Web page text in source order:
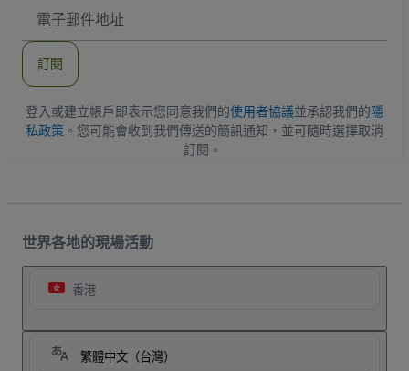
子
地
訂閱
登入或建立帳戶即表示您同意我們的使用者協議並承認我們的隱
私政策 。您可能會收到我們傳送的簡訊通知，並可隨時選擇取消
訂閱。
世界各地的現場活動
香港
繁體中文（台灣）